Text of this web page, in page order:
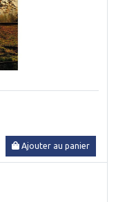
Ajouter au panier